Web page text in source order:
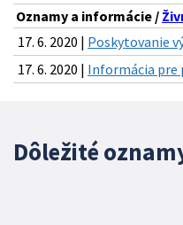
Oznamy a informácie /
17. 6. 2020 | Poskytovanie
17. 6. 2020 | Informácia pre
Dôležité